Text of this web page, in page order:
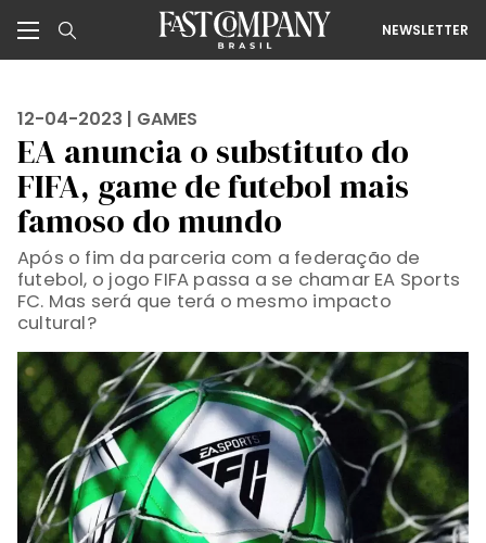
NEWSLETTER
12-04-2023 | GAMES
EA anuncia o substituto do
FIFA, game de futebol mais
famoso do mundo
Após o fim da parceria com a federação de
futebol, o jogo FIFA passa a se chamar EA Sports
FC. Mas será que terá o mesmo impacto
cultural?